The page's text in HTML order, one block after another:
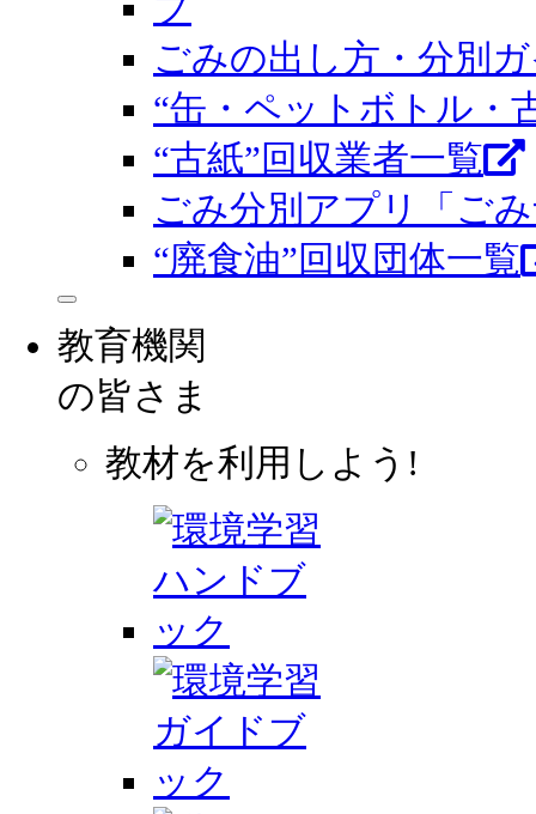
ごみの出し方・分別
“缶・ペットボトル・
“古紙”回収業者一覧
ごみ分別アプリ「ご
“廃食油”回収団体一覧
教育機関
の皆さま
教材を利用しよう!